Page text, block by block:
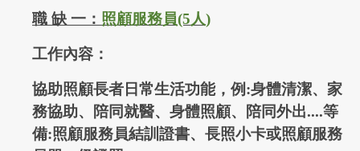
職 缺 一 ： 照顧服務員(5人)
工作內容：
協助照顧長者日常生活功能，例:身體清潔、家
務協助、陪同就醫、身體照顧、陪同外出....等
備:照顧服務員結訓證書、長照小卡或照顧服務